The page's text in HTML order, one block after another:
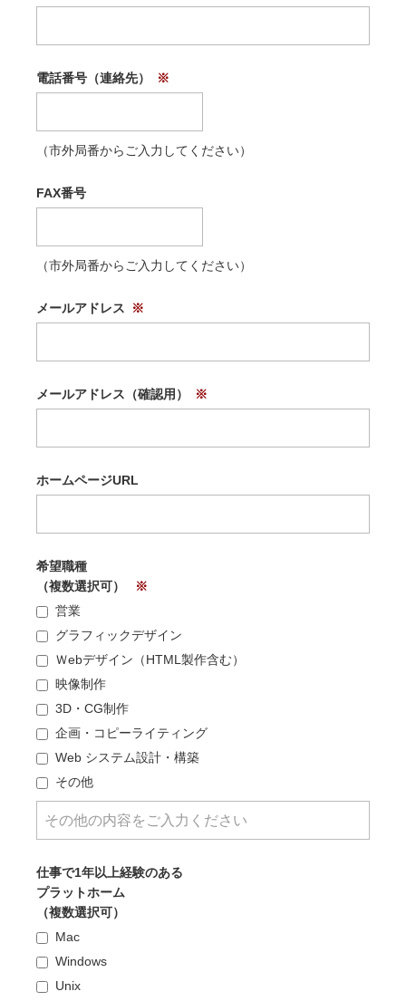
電話番号（連絡先）
（市外局番からご入力してください）
FAX番号
（市外局番からご入力してください）
メールアドレス
メールアドレス（確認用）
ホームページURL
希望職種
（複数選択可）
営業
グラフィックデザイン
Ｗebデザイン（HTML製作含む）
映像制作
3D・CG制作
企画・コピーライティング
Web システム設計・構築
その他
仕事で1年以上経験のある
プラットホーム
（複数選択可）
Mac
Windows
Unix